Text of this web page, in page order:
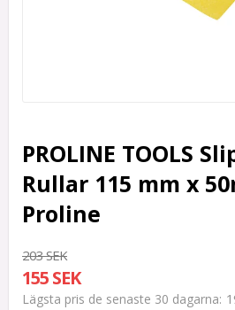
PROLINE TOOLS
Rullar 115 mm x
Proline
203 SEK
155 SEK
Lägsta pris de senaste 30 dagarna